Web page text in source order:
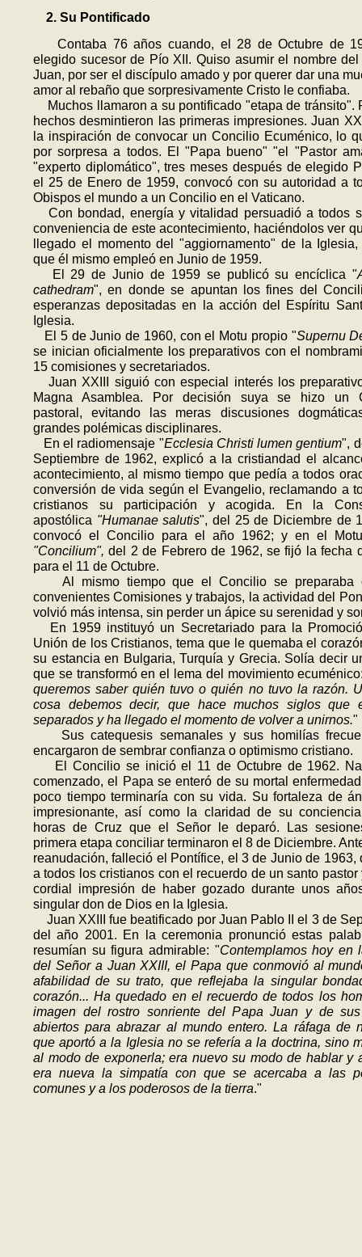
2. Su Pontificado
Contaba 76 años cuando, el 28 de Octubre de
elegido sucesor de Pío XII. Quiso asumir el nombre del
Juan, por ser el discípulo amado y por querer dar una
amor al rebaño que sorpresivamente Cristo le confiaba.
Muchos llamaron a su pontificado "etapa de tránsito".
hechos desmintieron las primeras impresiones. Juan
la inspiración de convocar un Concilio Ecuménico, lo
por sorpresa a todos. El "Papa bueno" "el "Pastor
"experto diplomático", tres meses después de elegido
el 25 de Enero de 1959, convocó con su autoridad a
Obispos el mundo a un Concilio en el Vaticano.
Con bondad, energía y vitalidad per­suadió a todos
conveniencia de este acontecimiento, haciéndolos ver
llegado el momento del "aggiornamento" de la Iglesia,
que él mismo empleó en Junio de 1959.
El 29 de Junio de 1959 se publicó su encíclica "
cathedram", en donde se apuntan los fines del
esperanzas depositadas en la acción del Espíritu
Iglesia.
El 5 de Junio de 1960, con el Motu propio "Supernu
se inician oficialmente los preparativos con el
15 comisiones y secretariados.
Juan XXIII siguió con especial interés los
Magna Asamblea. Por decisión suya se hizo un
pastoral, evitando las meras discusiones
grandes polémicas disciplinares.
En el radiomensaje "Ecclesia Christi lumen gentium",
Septiembre de 1962, explicó a la cristiandad el
acontecimiento, al mismo tiempo que pedía a todos
conversión de vida según el Evangelio, reclamando a
cristianos su participación y acogida. En la
apostólica "Huma­nae salutis", del 25 de Diciembre de
convocó el Concilio para el año 1962; y en el
"Concilium", del 2 de Febrero de 1962, se fijó la fecha
para el 11 de Octubre.
Al mismo tiempo que el Concilio se preparaba
convenientes Comi­siones y trabajos, la actividad del
volvió más intensa, sin perder un ápice su serenidad y
En 1959 instituyó un Secretariado para la
Unión de los Cristia­nos, tema que le quemaba el
su estancia en Bulgaria, Turquía y Grecia. Solía decir
que se transformó en el lema del movimiento
queremos saber quién tuvo o quién no tuvo la razón.
cosa debemos decir, que hace mu­chos siglos que
separados y ha llegado el momento de volver a unirnos."
Sus catequesis semanales y sus homilías
encargaron de sembrar confianza o optimismo cristiano.
El Concilio se inició el 11 de Octubre de 1962.
comenzado, el Papa se enteró de su mortal
poco tiempo terminaría con su vida. Su fortaleza de
impresionante, así como la claridad de su
horas de Cruz que el Señor le depa­ró. Las
primera etapa conciliar terminaron el 8 de Diciembre.
reanudación, falleció el Pontífice, el 3 de Junio de 1963,
a todos los cristianos con el recuerdo de un santo pastor
cordial impresión de haber gozado durante unos
singular don de Dios en la Iglesia.
Juan XXIII fue beatificado por Juan Pablo II el 3 de
del año 2001. En la ceremonia pronunció estas
resumían su figura admira­ble: "Contemplamos hoy en
del Señor a Juan XXIII, el Papa que conmovió al
afabilidad de su trato, que reflejaba la singular
corazón... Ha quedado en el re­cuerdo de todos los
imagen del rostro sonriente del Papa Juan y de
abiertos para abrazar al mundo entero. La ráfaga de
que apor­tó a la Iglesia no se refería a la doctrina, sino
al modo de exponerla; era nuevo su modo de hablar y
era nueva la simpa­tía con que se acercaba a las
comunes y a los poderosos de la tierra."